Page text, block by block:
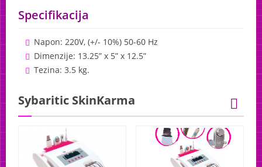
Specifikacija
Napon: 220V, (+/- 10%) 50-60 Hz
Dimenzije: 13.25” x 5” x 12.5”
Tezina: 3.5 kg.
Sybaritic SkinKarma